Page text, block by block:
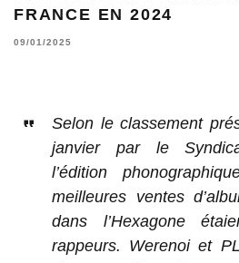
FRANCE EN 2024
09/01/2025
Selon le classement
janvier par le
l’édition
meilleures ventes
dans l’Hexagone
rappeurs. Werenoi et